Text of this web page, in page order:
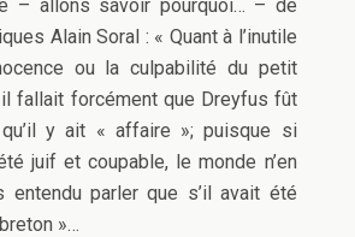
– allons savoir pourquoi… – de
Alain Soral : « Quant à l’inutile
ou la culpabilité du petit
fallait forcément que Dreyfus fût
y ait « affaire »; puisque si
juif et coupable, le monde n’en
entendu parler que s’il avait été
»…